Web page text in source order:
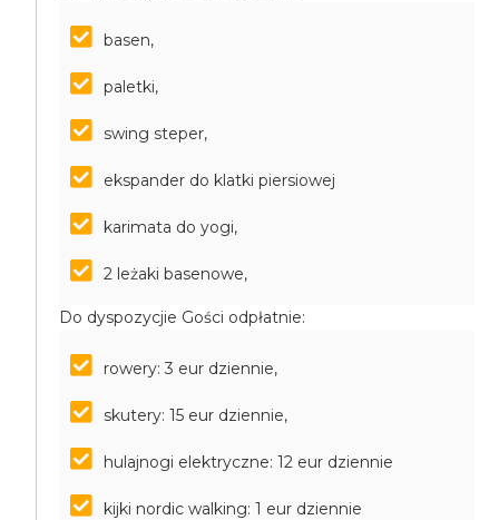
basen,
paletki,
swing steper,
ekspander do klatki piersiowej
karimata do yogi,
2 leżaki basenowe,
Do dyspozycjie Gości odpłatnie:
rowery: 3 eur dziennie,
skutery: 15 eur dziennie,
hulajnogi elektryczne: 12 eur dziennie
kijki nordic walking: 1 eur dziennie